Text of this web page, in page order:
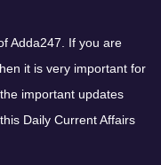
Adda247. If you are
it is very important for
important updates
Daily Current Affairs